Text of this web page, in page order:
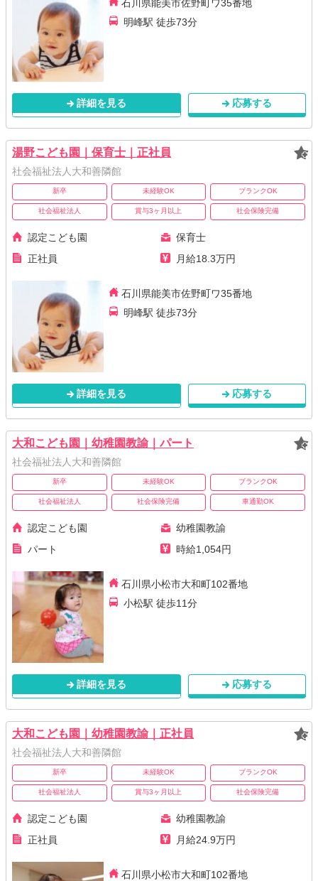
石川県能美市佐野町ワ35番地
明峰駅 徒歩73分
詳細を見る 応募する
湯野こども園｜保育士｜正社員
社会福祉法人大和善隣館
新卒 未経験OK ブランクOK
社会福祉法人 賞与3ヶ月以上 社会保険完備
認定こども園
保育士
正社員
月給18.3万円
石川県能美市佐野町ワ35番地
明峰駅 徒歩73分
詳細を見る 応募する
大和こども園｜幼稚園教諭｜パート
社会福祉法人大和善隣館
新卒 未経験OK ブランクOK
社会福祉法人 社会保険完備 車通勤OK
認定こども園
幼稚園教諭
パート
時給1,054円
石川県小松市大和町102番地
小松駅 徒歩11分
詳細を見る 応募する
大和こども園｜幼稚園教諭｜正社員
社会福祉法人大和善隣館
新卒 未経験OK ブランクOK
社会福祉法人 賞与3ヶ月以上 社会保険完備
認定こども園
幼稚園教諭
正社員
月給24.9万円
石川県小松市大和町102番地